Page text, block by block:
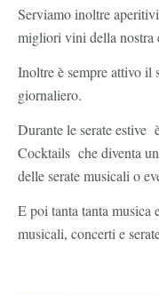
Serviamo inoltre
migliori vini della nostra
Inoltre è sempre attivo il
giornaliero.
Durante le serate estive
Cocktails che diventa
delle serate musicali o
E poi tanta tanta musica
musicali, concerti e